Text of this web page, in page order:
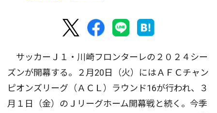
サッカーＪ１・川崎フロンターレの２０２４シー
ズンが開幕する。２月20日（火）にはＡＦＣチャン
ピオンズリーグ（ＡＣＬ）ラウンド16が行われ、３
月１日（金）のＪリーグホーム開幕戦と続く。今季